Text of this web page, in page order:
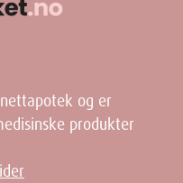
og er
produkter